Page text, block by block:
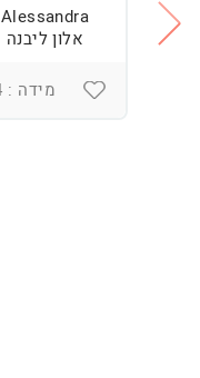
Alessandra
אלון ליבנה
מידה : 34